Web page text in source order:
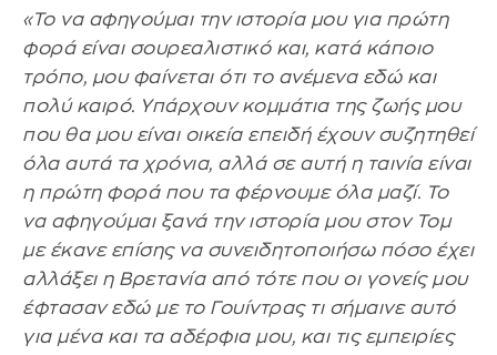
«Το να αφηγούμαι την ιστορία μου για πρώτη
φορά είναι σουρεαλιστικό και, κατά κάποιο
τρόπο, μου φαίνεται ότι το ανέμενα εδώ και
πολύ καιρό. Υπάρχουν κομμάτια της ζωής μου
που θα μου είναι οικεία επειδή έχουν συζητηθεί
όλα αυτά τα χρόνια, αλλά σε αυτή η ταινία είναι
η πρώτη φορά που τα φέρνουμε όλα μαζί. Το
να αφηγούμαι ξανά την ιστορία μου στον Τομ
με έκανε επίσης να συνειδητοποιήσω πόσο έχει
αλλάξει η Βρετανία από τότε που οι γονείς μου
έφτασαν εδώ με το Γουίντρας τι σήμαινε αυτό
για μένα και τα αδέρφια μου, και τις εμπειρίες